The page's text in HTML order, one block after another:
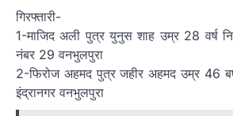
गिरफ्तारी-
1-माजिद अली पुत्र युनुस शाह उम्र 28 वर्ष
नंबर 29 वनभुलपुरा
2-फिरोज अहमद पुत्र जहीर अहमद उम्र 46 बर्ष
इंद्रानगर वनभुलपुरा